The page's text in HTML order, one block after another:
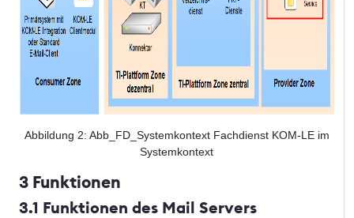
Abbildung 2: Abb_FD_Systemkontext Fachdienst KOM-LE im
Systemkontext
3 Funktionen
3.1 Funktionen des Mail Servers